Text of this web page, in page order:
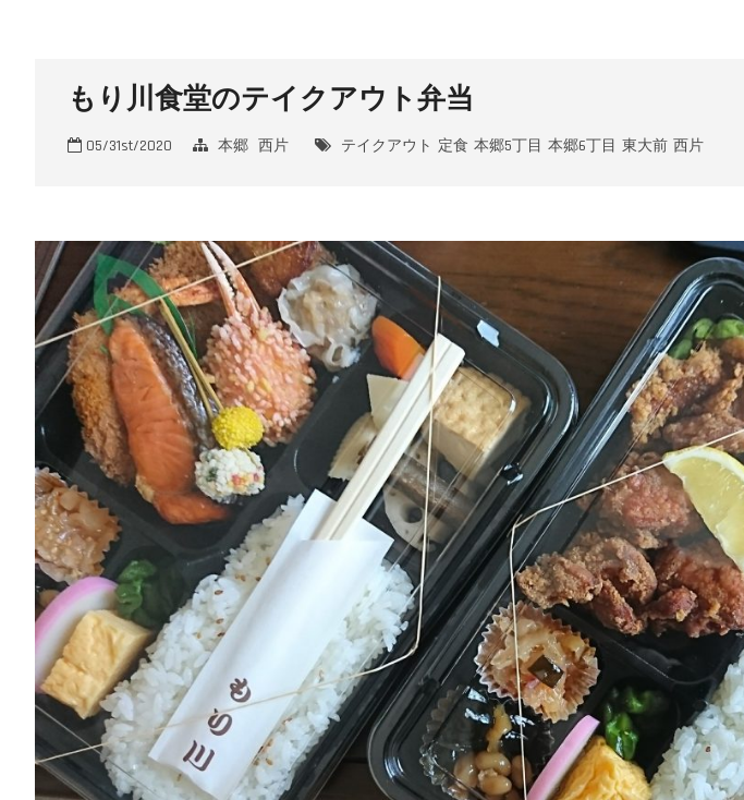
もり川食堂のテイクアウト弁当
05/31st/2020 本郷 西片 テイクアウト 定食 本郷5丁目 本郷6丁目 東大前 西片